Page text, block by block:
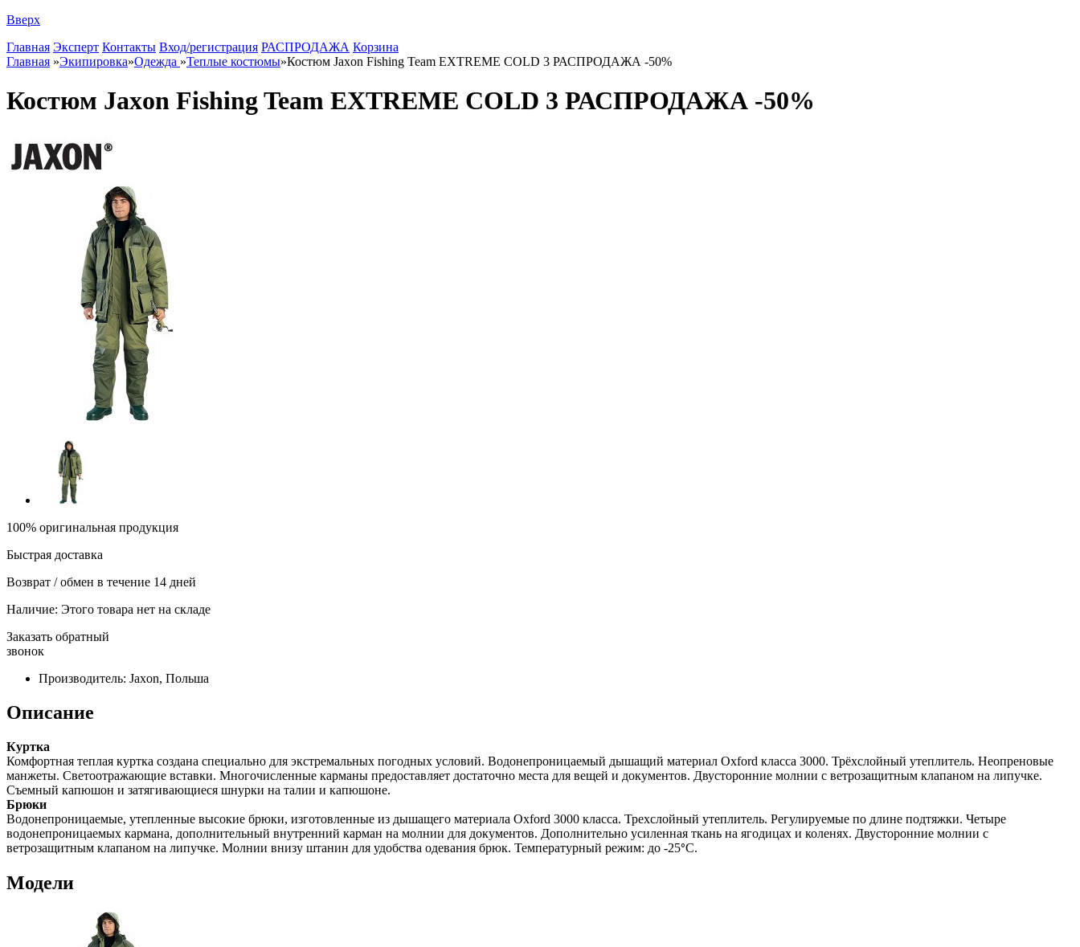
Вверх
Главная Эксперт Контакты Вход/регистрация РАСПРОДАЖА Корзина
Главная »Экипировка»Одежда »Теплые костюмы»Костюм Jaxon Fishing Team EXTREME COLD 3 РАСПРОДАЖА -50%
Костюм Jaxon Fishing Team EXTREME COLD 3 РАСПРОДАЖА -50%
100% оригинальная продукция
Быстрая доставка
Возврат / обмен в течение 14 дней
Наличие: Этого товара нет на складе
Заказать обратный
звонок
Производитель: Jaxon, Польша
Описание
Куртка
Комфортная теплая куртка создана специально для экстремальных погодных условий. Водонепроницаемый дышащий материал Oxford класса 3000. Трёхслойный утеплитель. Неопреновые
манжеты. Светоотражающие вставки. Многочисленные карманы предоставляет достаточно места для вещей и документов. Двусторонние молнии с ветрозащитным клапаном на липучке.
Съемный капюшон и затягивающиеся шнурки на талии и капюшоне.
Брюки
Водонепроницаемые, утепленные высокие брюки, изготовленные из дышащего материала Oxford 3000 класса. Трехслойный утеплитель. Регулируемые по длине подтяжки. Четыре
водонепроницаемых кармана, дополнительный внутренний карман на молнии для документов. Дополнительно усиленная ткань на ягодицах и коленях. Двусторонние молнии с
ветрозащитным клапаном на липучке. Молнии внизу штанин для удобства одевания брюк. Температурный режим: до -25⁰С.
Модели